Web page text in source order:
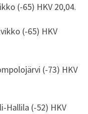
(-65) HKV 20,04.
(-65) HKV
(-73) HKV
Hallila (-52) HKV